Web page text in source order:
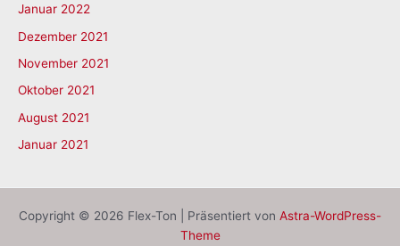
Januar 2022
Dezember 2021
November 2021
Oktober 2021
August 2021
Januar 2021
Copyright © 2026 Flex-Ton | Präsentiert von Astra-WordPress-
Theme